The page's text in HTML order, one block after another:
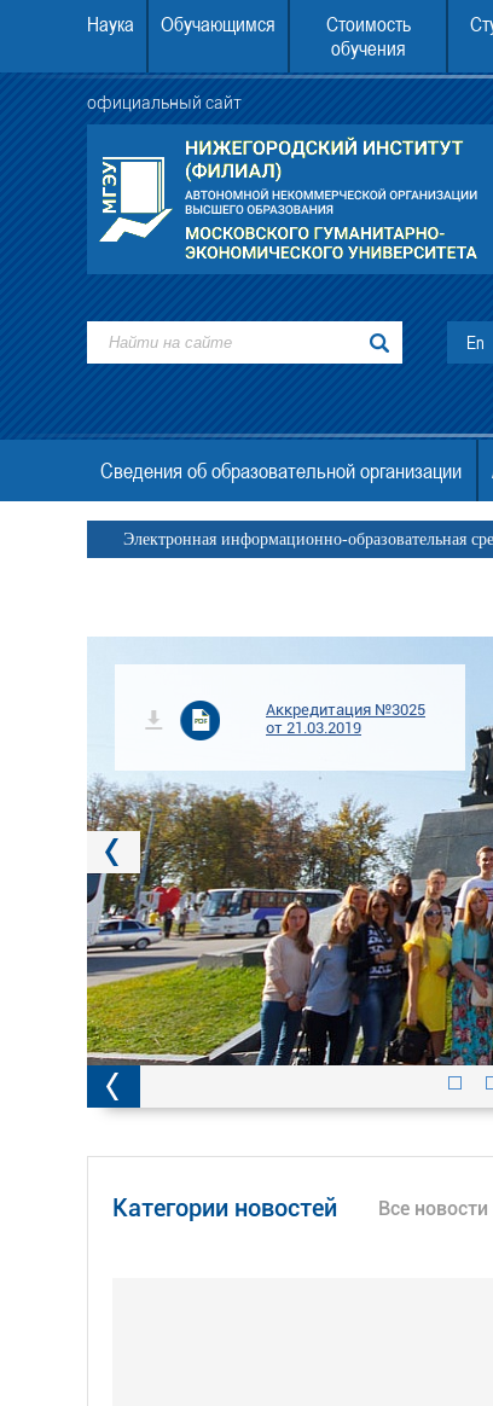
Наука Обучающимся
Стоимость
обучения
официальный сайт
состоится День открытых
Перечень документов для
En
Сведения об образовательной организации
Электронная информационно-образовательная
Аккредитация №3025
от 21.03.2019
Категории новостей
Все новости